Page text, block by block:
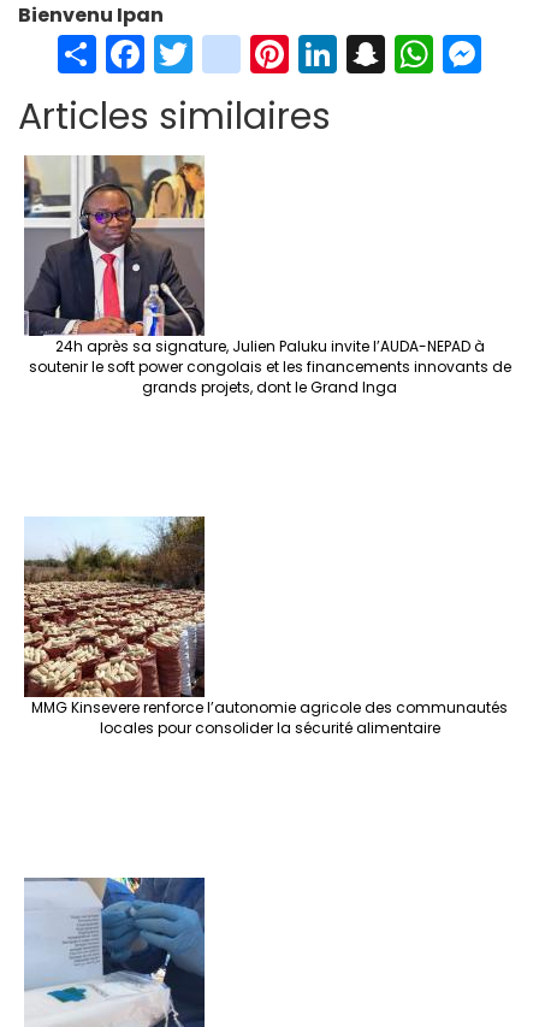
Bienvenu Ipan
S
h
ar
e
Fa
ce
b
o
o
k
T
wi
tt
er
in
st
ag
Pi
er
Li S W
Articles similaires
24h après sa signature, Julien Paluku invite l’AUDA-NEPAD à
soutenir le soft power congolais et les financements innovants de
grands projets, dont le Grand Inga
MMG Kinsevere renforce l’autonomie agricole des communautés
locales pour consolider la sécurité alimentaire